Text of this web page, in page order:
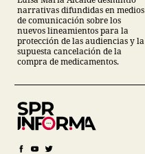
narrativas difundidas en medios
de comunicación sobre los
nuevos lineamientos para la
protección de las audiencias y la
supuesta cancelación de la
compra de medicamentos.